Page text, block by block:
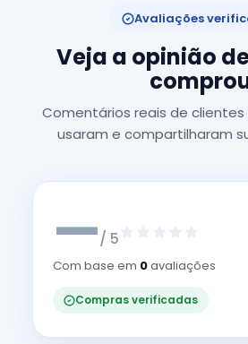
Avaliações
Veja a opinião
Comentários reais de
usaram e compartilharam
—/ 5
Com base em 0avaliações
Compras verificadas